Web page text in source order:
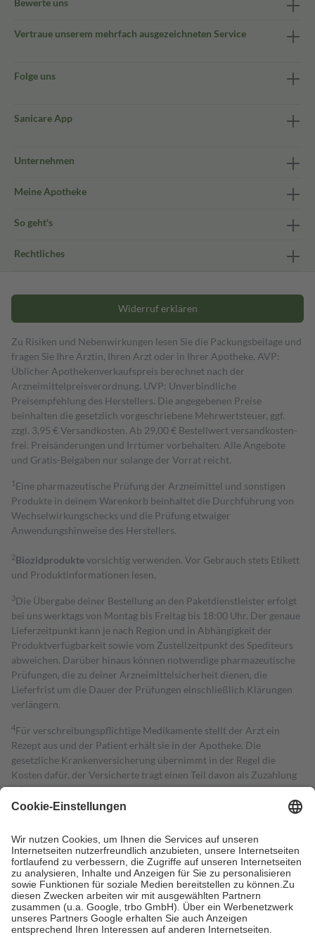
Bewerte uns
Vertraue unserem mehrfach ausgezeichneten Service
Folge uns
Sanicare App
Unternehmen
Meine Apotheke
So geht's
Rechtliches
Widerruf erklären
Zu Risiken und Nebenwirkungen lesen Sie die Packungsbeilage und
fragen Sie Ihre Ärztin, Ihren Arzt oder in Ihrer Apotheke. AVP:
Üblicher Apothekenverkaufspreis berechnet nach der
Arzneimittelpreisverordnung. UVP: Unverbindliche
Preisempfehlung des Herstellers. Die angegebenen Preise
beinhalten die gesetzlich vorgeschriebene Mehrwertsteuer, ggf.
zzgl. 3,95 € Versandkosten. Ab 29,00 € Bestell­wert versand­kosten­
frei. Preisänderungen und Irrtümer vorbehalten. Alle Angebote
und Gratis-Beigaben nur solange der Vorrat reicht.
1 Eine pharmazeutische Prüfung der Arzneimittel und sonstigen
Produkte in deinem Warenkorb beinhaltet die Durchführung von
Wechselwirkungschecks und die Prüfung etwaiger
Anwendungshinweise des Herstellers.
2Biozidproduktevorsichtig verwenden. Vor Gebrauch stets Etikett
und Produktinformationen lesen.
3Die Übergabe deiner Bestellung an den Paketdienstleister erfolgt
bei uns werktags von Montag bis Freitag bis 18:00 Uhr. Der genaue
Lieferzeitpunkt kann je nach Region und in Abhängigkeit der
Produktverfügbarkeit sowie vom Zustellzeitpunkt des Spediteurs
abweichen. Darüber hinaus können notwendige pharmazeutische
Prüfungen, die zu deiner Arzneimittelsicherheit dienen, die
Lieferfrist um die Dauer der Prüfungen einschließlich Klärungen
verlängern.
4Für verschreibungspflichtige Medikamente stellt der Arzt ein
Rezept aus und der Patient erhält sie in der Apotheke. Die
gesetzliche Krankenversicherung übernimmt in der Regel die
Kosten dafür, der Versicherte trägt einen Teil davon als Zuzahlung
mit.
Grundsätzlich leisten Mitglieder Zuzahlungen in Höhe von zehn
höchstens zehn Euro.
Es sind jedoch nie mehr als die tatsächlichen
Kosten der Leistung zu entrichten.
Diese Regeln gelten grundsätzlich auch für Online-Apotheken.
Bei Heilmitteln und häuslicher Krankenpflege beträgt die
Zuzahlung zehn Prozent der Kosten sowie zehn Euro je
Verordnung.
Um das Engagement der Versicherten für ihre eigene Gesundheit zu
stärken und die besondere Stellung der Familie zu unterstützen,